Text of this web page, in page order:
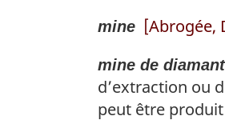
mine [Abrogée,
mine de
d’extraction ou
peut être